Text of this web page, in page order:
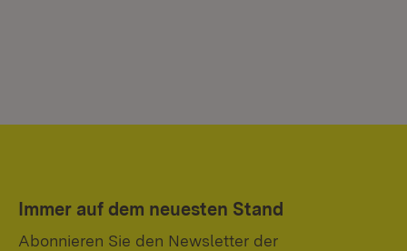
Immer auf dem neuesten Stand
Abonnieren Sie den Newsletter der